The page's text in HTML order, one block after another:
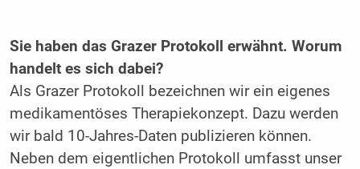
Sie haben das Grazer Protokoll erwähnt. Worum
handelt es sich dabei?
Als Grazer Protokoll bezeichnen wir ein eigenes
medikamentöses Therapiekonzept. Dazu werden
wir bald 10-Jahres-Daten publizieren können.
Neben dem eigentlichen Protokoll umfasst unser